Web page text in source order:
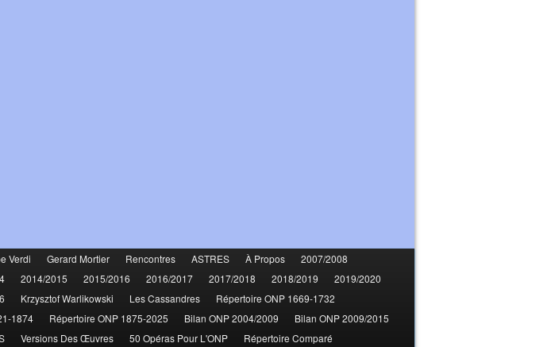
Verdi Gerard Mortier Rencontres ASTRES À Propos
2007/2008
2014/2015 2015/2016 2016/2017 2017/2018 2018/2019
2019/2020
Krzysztof Warlikowski Les Cassandres
Répertoire ONP 1669-1732
1874 Répertoire ONP 1875-2025 Bilan ONP 2004/2009
Bilan ONP 2009/2015
Versions Des Œuvres 50 Opéras Pour L'ONP
Répertoire Comparé